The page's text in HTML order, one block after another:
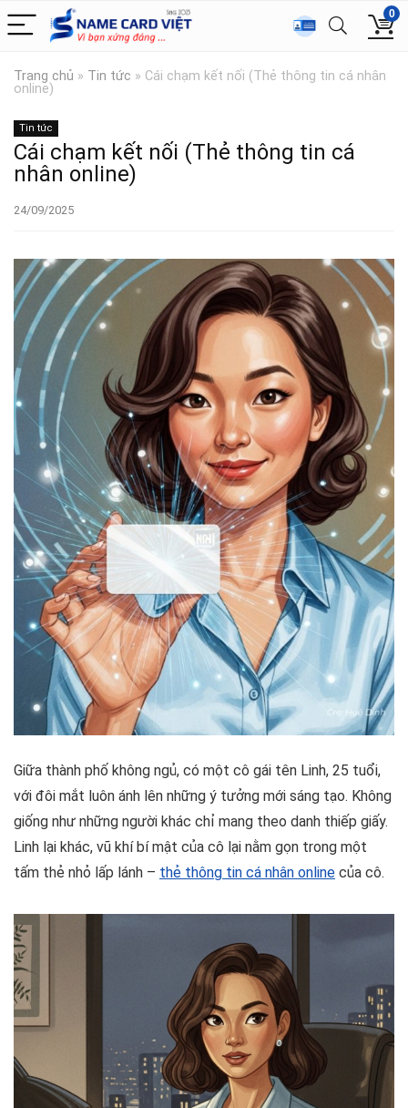
0
Trang chủ » Tin tức » Cái chạm kết nối (Thẻ thông tin cá nhân
online)
Tin tức
Cái chạm kết nối (Thẻ thông tin cá
nhân online)
24/09/2025
Giữa thành phố không ngủ, có một cô gái tên Linh, 25 tuổi,
với đôi mắt luôn ánh lên những ý tưởng mới sáng tạo. Không
giống như những người khác chỉ mang theo danh thiếp giấy.
Linh lại khác, vũ khí bí mật của cô lại nằm gọn trong một
tấm thẻ nhỏ lấp lánh – thẻ thông tin cá nhân online của cô.